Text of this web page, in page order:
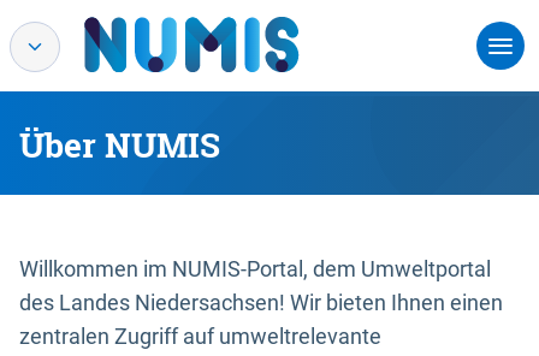
Über NUMIS
Willkommen im NUMIS-Portal, dem Umweltportal
des Landes Niedersachsen! Wir bieten Ihnen einen
zentralen Zugriff auf umweltrelevante